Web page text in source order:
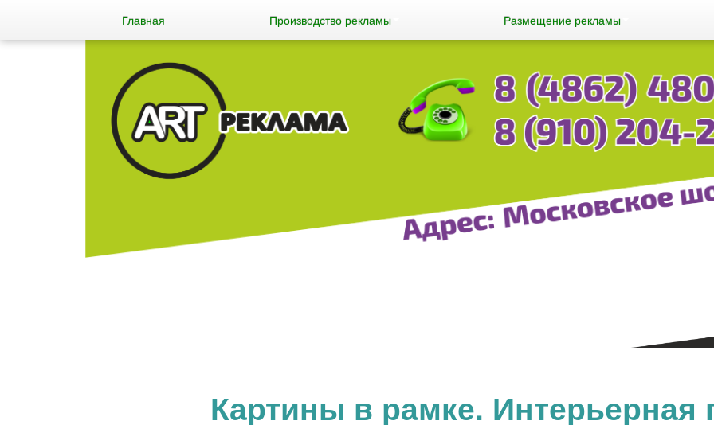
Главная Производство рекламы Размещение рекламы
Картины в рамке. Интерьерная